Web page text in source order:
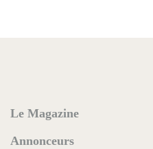
Le Magazine
Annonceurs